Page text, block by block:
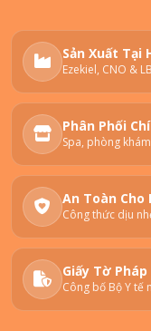
Sản Xuất Tại
Ezekiel, CNO &
Phân Phối
Spa, phòng
An Toàn Cho
Công thức dịu
Giấy Tờ
Công bố Bộ Y tế